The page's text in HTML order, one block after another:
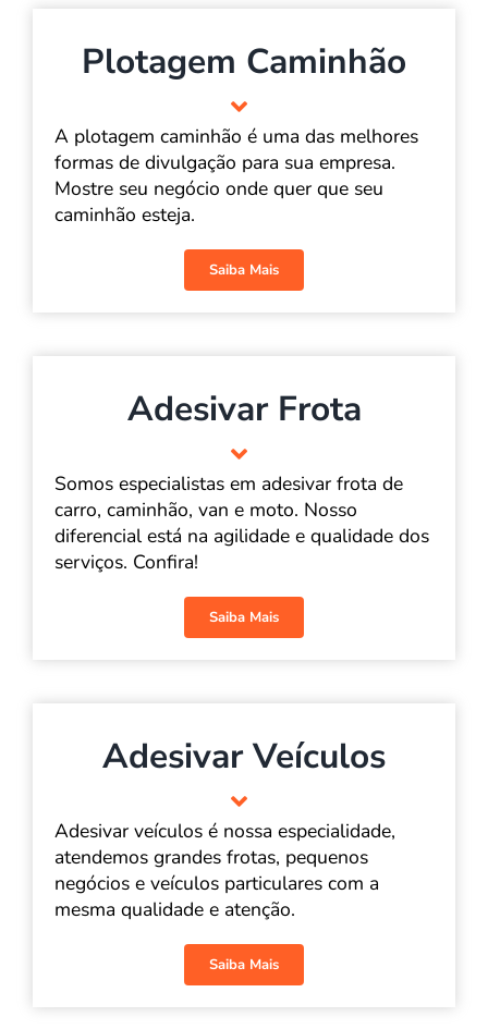
Plotagem Caminhão
A plotagem caminhão é uma das melhores
formas de divulgação para sua empresa.
Mostre seu negócio onde quer que seu
caminhão esteja.
Saiba Mais
Adesivar Frota
Somos especialistas em adesivar frota de
carro, caminhão, van e moto. Nosso
diferencial está na agilidade e qualidade dos
serviços. Confira!
Saiba Mais
Adesivar Veículos
Adesivar veículos é nossa especialidade,
atendemos grandes frotas, pequenos
negócios e veículos particulares com a
mesma qualidade e atenção.
Saiba Mais